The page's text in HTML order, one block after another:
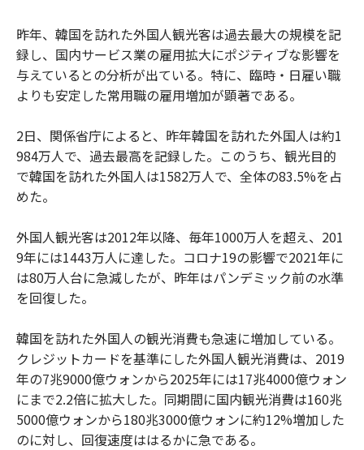
昨年、韓国を訪れた外国人観光客は過去最大の規模を記
録し、国内サービス業の雇用拡大にポジティブな影響を
与えているとの分析が出ている。特に、臨時・日雇い職
よりも安定した常用職の雇用増加が顕著である。
2日、関係省庁によると、昨年韓国を訪れた外国人は約1
984万人で、過去最高を記録した。このうち、観光目的
で韓国を訪れた外国人は1582万人で、全体の83.5%を占
めた。
外国人観光客は2012年以降、毎年1000万人を超え、201
9年には1443万人に達した。コロナ19の影響で2021年に
は80万人台に急減したが、昨年はパンデミック前の水準
を回復した。
韓国を訪れた外国人の観光消費も急速に増加している。
クレジットカードを基準にした外国人観光消費は、2019
年の7兆9000億ウォンから2025年には17兆4000億ウォン
にまで2.2倍に拡大した。同期間に国内観光消費は160兆
5000億ウォンから180兆3000億ウォンに約12%増加した
のに対し、回復速度ははるかに急である。